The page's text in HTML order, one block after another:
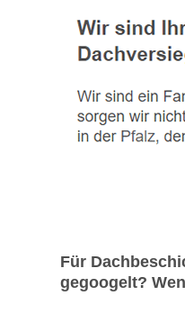
Für
gegoogelt?